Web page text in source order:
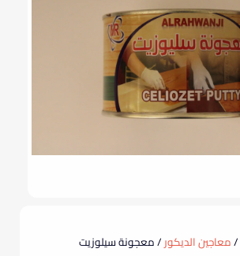
/معاجين الديكور / معجونة سيلوزيت